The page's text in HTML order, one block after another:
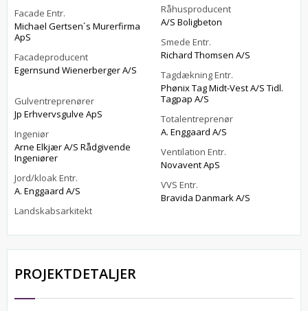
Facade Entr.
Michael Gertsen´s Murerfirma
ApS
Facadeproducent
Egernsund Wienerberger A/S
Gulventreprenører
Jp Erhvervsgulve ApS
Ingeniør
Arne Elkjær A/S Rådgivende
Ingeniører
Jord/kloak Entr.
A. Enggaard A/S
Landskabsarkitekt
Råhusproducent
A/S Boligbeton
Smede Entr.
Richard Thomsen A/S
Tagdækning Entr.
Phønix Tag Midt-Vest A/S Tidl.
Tagpap A/S
Totalentreprenør
A. Enggaard A/S
Ventilation Entr.
Novavent ApS
VVS Entr.
Bravida Danmark A/S
PROJEKTDETALJER